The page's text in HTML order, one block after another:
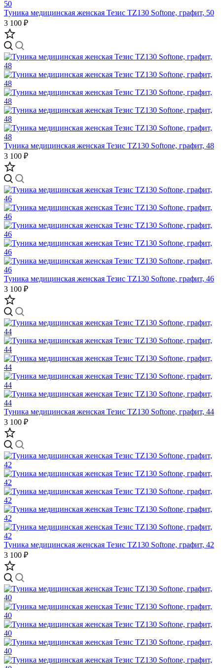
Туника медицинская женская Тезис TZ130 Softone, графит, 50
3 100 ₽
Туника медицинская женская Тезис TZ130 Softone, графит, 48
3 100 ₽
Туника медицинская женская Тезис TZ130 Softone, графит, 46
3 100 ₽
Туника медицинская женская Тезис TZ130 Softone, графит, 44
3 100 ₽
Туника медицинская женская Тезис TZ130 Softone, графит, 42
3 100 ₽